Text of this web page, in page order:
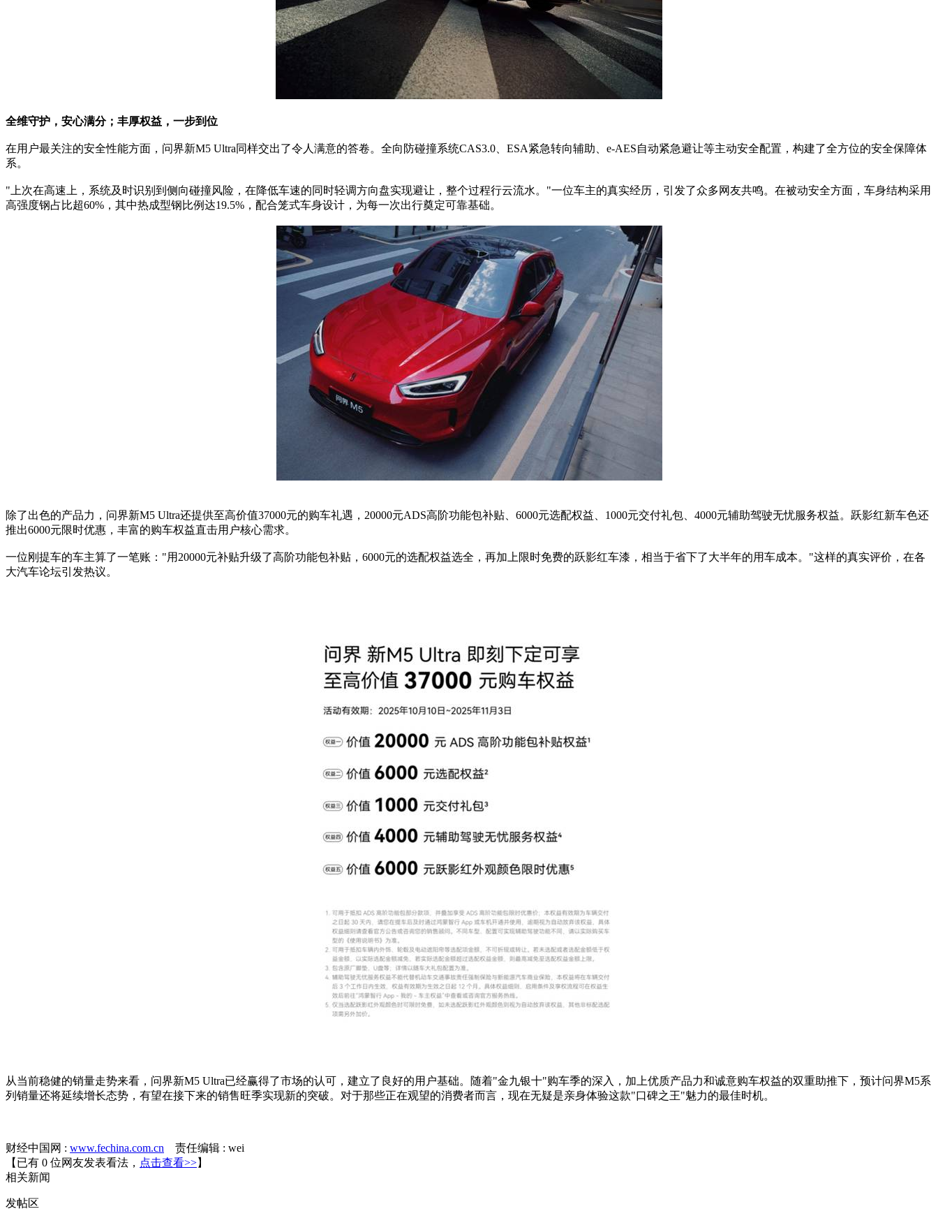
全维守护，安心满分；丰厚权益，一步到位
在用户最关注的安全性能方面，问界新M5 Ultra同样交出了令人满意的答卷。全向防碰撞系统CAS3.0、ESA紧急转向辅助、e-AES自动紧急避让等主动安全配置，构建了全方位的安全保障体
系。
"上次在高速上，系统及时识别到侧向碰撞风险，在降低车速的同时轻调方向盘实现避让，整个过程行云流水。"一位车主的真实经历，引发了众多网友共鸣。在被动安全方面，车身结构采用
高强度钢占比超60%，其中热成型钢比例达19.5%，配合笼式车身设计，为每一次出行奠定可靠基础。
除了出色的产品力，问界新M5 Ultra还提供至高价值37000元的购车礼遇，20000元ADS高阶功能包补贴、6000元选配权益、1000元交付礼包、4000元辅助驾驶无忧服务权益。跃影红新车色还
推出6000元限时优惠，丰富的购车权益直击用户核心需求。
一位刚提车的车主算了一笔账："用20000元补贴升级了高阶功能包补贴，6000元的选配权益选全，再加上限时免费的跃影红车漆，相当于省下了大半年的用车成本。"这样的真实评价，在各
大汽车论坛引发热议。
从当前稳健的销量走势来看，问界新M5 Ultra已经赢得了市场的认可，建立了良好的用户基础。随着"金九银十"购车季的深入，加上优质产品力和诚意购车权益的双重助推下，预计问界M5系
列销量还将延续增长态势，有望在接下来的销售旺季实现新的突破。对于那些正在观望的消费者而言，现在无疑是亲身体验这款"口碑之王"魅力的最佳时机。
财经中国网 : www.fechina.com.cn 责任编辑 : wei
【已有 0 位网友发表看法， 点击查看>>】
相关新闻
发帖区